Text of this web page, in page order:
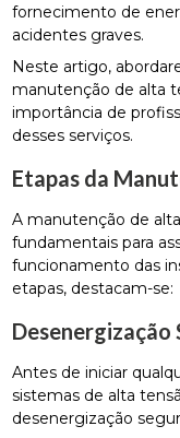
fornecimento de
acidentes graves.
Neste artigo,
manutenção de alta
importância de
desses serviços.
Etapas da
A manutenção de
fundamentais para
funcionamento das
etapas, destacam-se:
Desenergização
Antes de iniciar
sistemas de alta
desenergização